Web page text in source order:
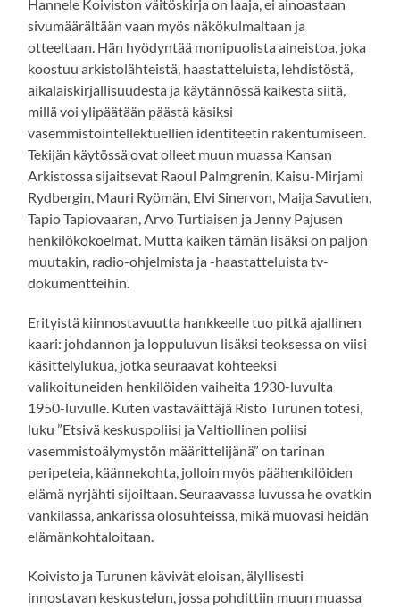
Hannele Koiviston väitöskirja on laaja, ei ainoastaan
sivumäärältään vaan myös näkökulmaltaan ja
otteeltaan. Hän hyödyntää monipuolista aineistoa, joka
koostuu arkistolähteistä, haastatteluista, lehdistöstä,
aikalaiskirjallisuudesta ja käytännössä kaikesta siitä,
millä voi ylipäätään päästä käsiksi
vasemmistointellektuellien identiteetin rakentumiseen.
Tekijän käytössä ovat olleet muun muassa Kansan
Arkistossa sijaitsevat Raoul Palmgrenin, Kaisu-Mirjami
Rydbergin, Mauri Ryömän, Elvi Sinervon, Maija Savutien,
Tapio Tapiovaaran, Arvo Turtiaisen ja Jenny Pajusen
henkilökokoelmat. Mutta kaiken tämän lisäksi on paljon
muutakin, radio-ohjelmista ja -haastatteluista tv-
dokumentteihin.
Erityistä kiinnostavuutta hankkeelle tuo pitkä ajallinen
kaari: johdannon ja loppuluvun lisäksi teoksessa on viisi
käsittelylukua, jotka seuraavat kohteeksi
valikoituneiden henkilöiden vaiheita 1930-luvulta
1950-luvulle. Kuten vastaväittäjä Risto Turunen totesi,
luku ”Etsivä keskuspoliisi ja Valtiollinen poliisi
vasemmistoälymystön määrittelijänä” on tarinan
peripeteia, käännekohta, jolloin myös päähenkilöiden
elämä nyrjähti sijoiltaan. Seuraavassa luvussa he ovatkin
vankilassa, ankarissa olosuhteissa, mikä muovasi heidän
elämänkohtaloitaan.
Koivisto ja Turunen kävivät eloisan, älyllisesti
innostavan keskustelun, jossa pohdittiin muun muassa